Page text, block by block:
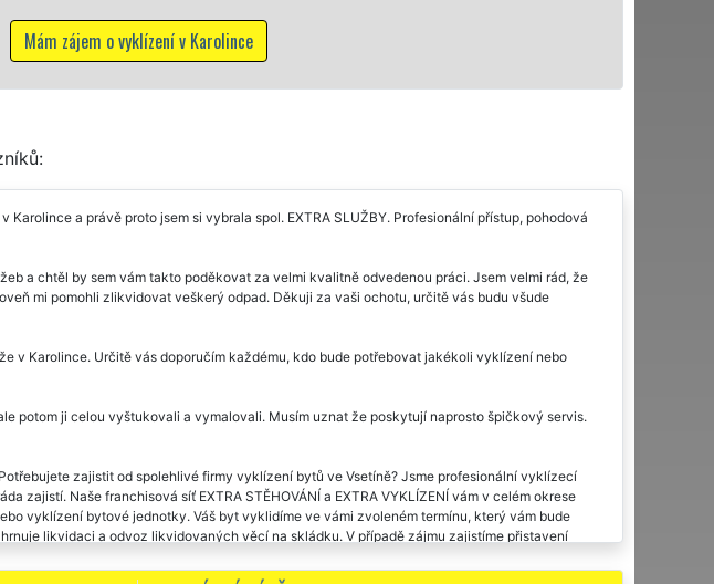
a právě proto jsem si vybrala spol. EXTRA SLUŽBY. Profesionální přístup, pohodová
a chtěl by sem vám takto poděkovat za velmi kvalitně odvedenou práci. Jsem velmi rád, že
mi pomohli zlikvidovat veškerý odpad. Děkuji za vaši ochotu, určitě vás budu všude
v Karolince. Určitě vás doporučím každému, kdo bude potřebovat jakékoli vyklízení nebo
potom ji celou vyštukovali a vymalovali. Musím uznat že poskytují naprosto špičkový servis.
zajistit od spolehlivé firmy vyklízení bytů ve Vsetíně? Jsme profesionální vyklízecí
zajistí. Naše franchisová síť EXTRA STĚHOVÁNÍ a EXTRA VYKLÍZENÍ vám v celém okrese
vyklízení bytové jednotky. Váš byt vyklidíme ve vámi zvoleném termínu, který vám bude
likvidaci a odvoz likvidovaných věcí na skládku. V případě zájmu zajistíme přistavení